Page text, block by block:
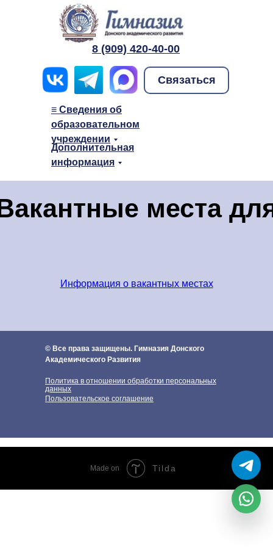
Дополнительная
информация
≡ Сведения об
образовательном
учреждении
Связаться
8 (909) 420-40-00
НАШИ ВЫПУСКНИКИ
места
обучающихся
Информация о вакантных местах
© Все права защищены. Гимназия Донского
Академического Развития
Пользовательское соглашение
Политика в отношении обработки персональных
данных
Made on Tilda